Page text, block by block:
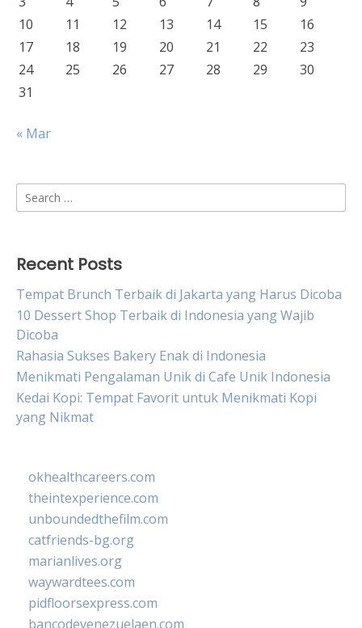
10
11 12 13 14 15
16
17
18 19 20 21 22
23
24
25 26 27 28 29
30
31
« Mar
Search
for:
Recent Posts
Tempat Brunch Terbaik di Jakarta yang Harus Dicoba
10 Dessert Shop Terbaik di Indonesia yang Wajib
Dicoba
Rahasia Sukses Bakery Enak di Indonesia
Menikmati Pengalaman Unik di Cafe Unik Indonesia
Kedai Kopi: Tempat Favorit untuk Menikmati Kopi
yang Nikmat
okhealthcareers.com
theintexperience.com
unboundedthefilm.com
catfriends-bg.org
marianlives.org
waywardtees.com
pidfloorsexpress.com
bancodevenezuelaen.com